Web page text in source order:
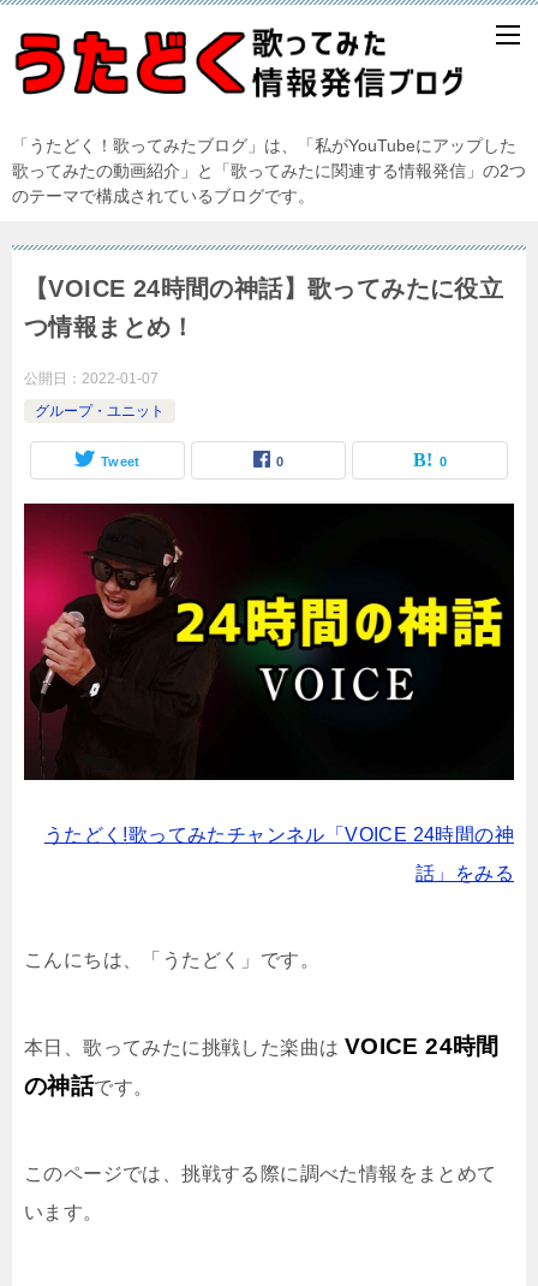
「うたどく！歌ってみたブログ」は、「私がYouTubeにアップした
歌ってみたの動画紹介」と「歌ってみたに関連する情報発信」の2つ
のテーマで構成されているブログです。
【VOICE 24時間の神話】歌ってみたに役立
つ情報まとめ！
公開日： 2022-01-07
グループ・ユニット
Tweet 0 0
うたどく!歌ってみたチャンネル「VOICE 24時間の神
話」をみる
こんにちは、「うたどく」です。
本日、歌ってみたに挑戦した楽曲は VOICE 24時間
の神話です。
このページでは、挑戦する際に調べた情報をまとめて
います。